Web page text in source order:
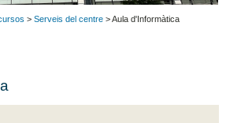
> Serveis del centre > Aula d'Informàtica